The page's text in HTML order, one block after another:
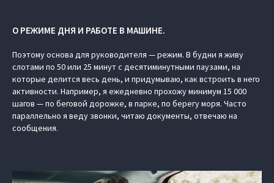
О РЕЖИМЕ ДНЯ И РАБОТЕ В МАШИНЕ.
Поэтому основа для руководителя — режим. В будни я живу
слотами по 50 или 25 минут с десятиминутными паузами, на
которые делится весь день, и придумываю, как встроить в него
активности. Например, я ежедневно прохожу минимум 15 000
шагов — по беговой дорожке, в парке, по берегу моря. Часто
параллельно я веду звонки, читаю документы, отвечаю на
сообщения.